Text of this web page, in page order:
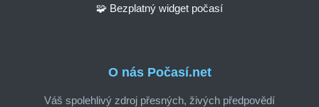
O nás Počasí.net
Váš spolehlivý zdroj přesných, živých předpovědí
🧩 Bezplatný widget počasí